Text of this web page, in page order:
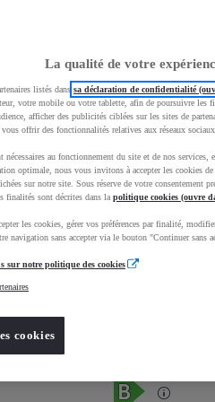
Services
Occasions
La qualité de votre
listés dans sa déclaration de confidentialité
votre mobile ou votre tablette, afin de poursuivre les
afficher des publicités ciblées sur les sites de
offrir des fonctionnalités relatives aux réseaux sociaux.
nécessaires au fonctionnement du site et de nos services,
optimale, nous vous invitons à accepter les cookies
sur notre site. Sous réserve de votre consentement
finalités sont décrites dans la politique cookies (ouvre
les cookies, gérer vos préférences par finalité,
navigation sans accepter via le bouton "Continuer sans
sur notre politique des cookies
cookies